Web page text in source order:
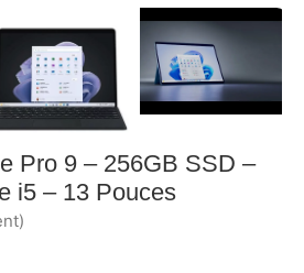
Pro 9 – 256GB SSD –
i5 – 13 Pouces